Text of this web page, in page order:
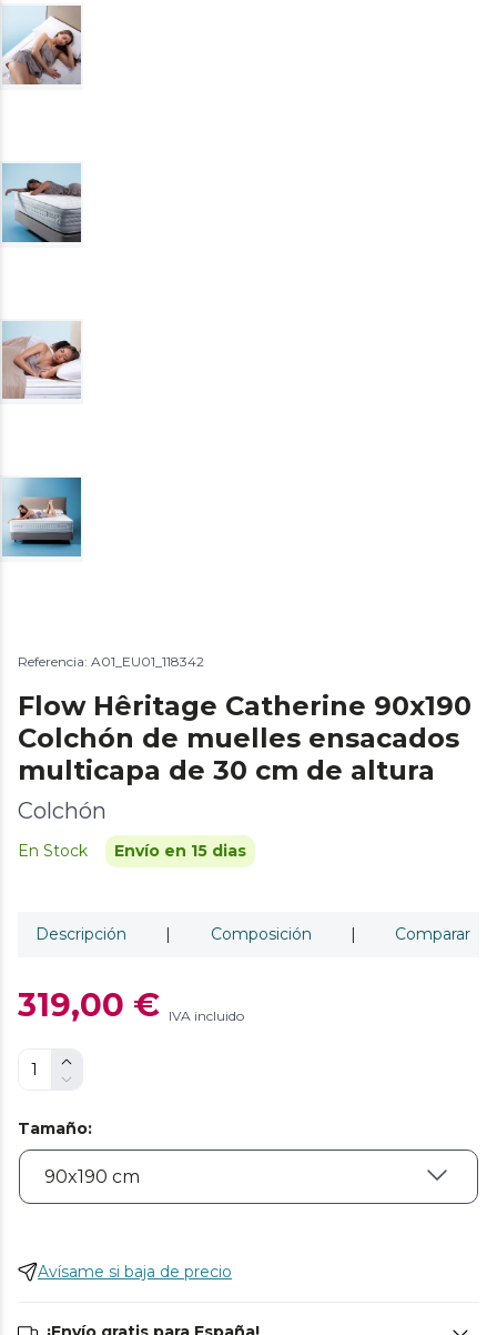
Referencia: A01_EU01_118342
Flow Hêritage Catherine 90x190
Colchón de muelles ensacados
multicapa de 30 cm de altura
Colchón
En Stock Envío en 15 dias
Descripción | Composición | Comparar
319,00 € IVA incluido
Tamaño:
Avísame si baja de precio